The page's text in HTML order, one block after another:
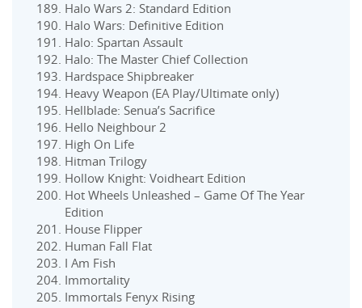
Halo Wars 2: Standard Edition
Halo Wars: Definitive Edition
Halo: Spartan Assault
Halo: The Master Chief Collection
Hardspace Shipbreaker
Heavy Weapon (EA Play/Ultimate only)
Hellblade: Senua’s Sacrifice
Hello Neighbour 2
High On Life
Hitman Trilogy
Hollow Knight: Voidheart Edition
Hot Wheels Unleashed – Game Of The Year
Edition
House Flipper
Human Fall Flat
I Am Fish
Immortality
Immortals Fenyx Rising